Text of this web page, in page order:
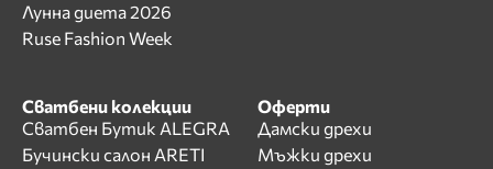
Лунна диета 2026
Ruse Fashion Week
Сватбени колекции
Сватбен Бутик ALEGRA
Бучински салон ARETI
Оферти
Дамски дрехи
Мъжки дрехи